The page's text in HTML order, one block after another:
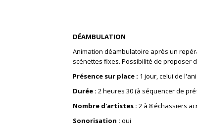
DÉAMBULATION
Animation déambulatoire après un
scénettes fixes. Possibilité de proposer
Présence sur place : 1 jour, celui de
Durée : 2 heures 30 (à séquencer de
Nombre d'artistes : 2 à 8 échassiers
Sonorisation : oui